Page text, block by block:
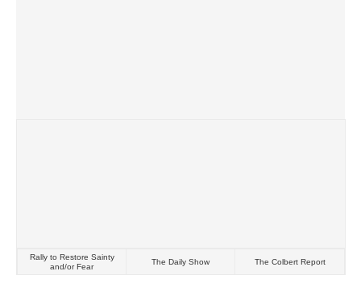
Rally to Restore Sainty
and/or Fear
The Daily Show The Colbert Report